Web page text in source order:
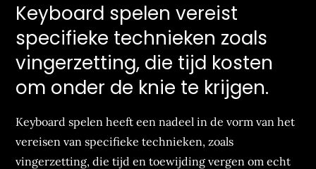
Keyboard spelen vereist
specifieke technieken zoals
vingerzetting, die tijd kosten
om onder de knie te krijgen.
Keyboard spelen heeft een nadeel in de vorm van het
vereisen van specifieke technieken, zoals
vingerzetting, die tijd en toewijding vergen om echt